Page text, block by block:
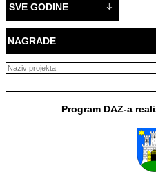
SVE GODINE
NAGRADE
Program DAZ-a